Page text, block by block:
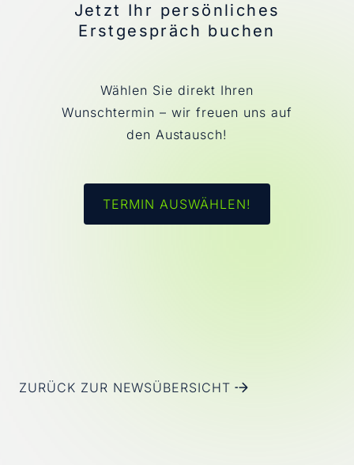
Jetzt Ihr persönliches
Erstgespräch buchen
Wählen Sie direkt Ihren
Wunschtermin – wir freuen uns auf
den Austausch!
TERMIN AUSWÄHLEN!
ZURÜCK ZUR NEWSÜBERSICHT